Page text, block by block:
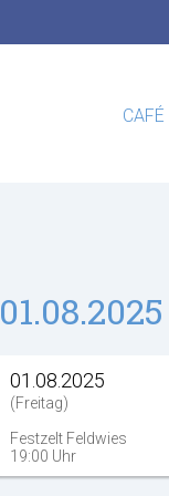
CAFÉ
01.08.2025
01.08.2025
(Freitag)
Festzelt Feldwies
19:00 Uhr